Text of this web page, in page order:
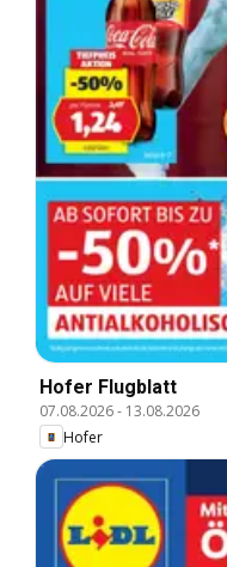
Hofer Flugblatt
07.08.2026- 13.08.2026
Hofer